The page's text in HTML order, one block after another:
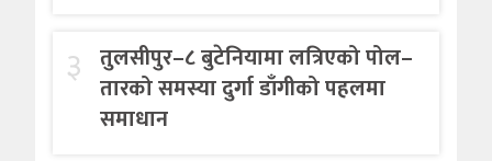
३ तुलसीपुर–८ बुटेनियामा लत्रिएको पोल–
तारको समस्या दुर्गा डाँगीको पहलमा
समाधान